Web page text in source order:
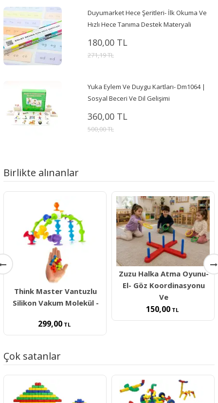
Duyumarket Hece Şeritleri- İlk Okuma Ve
Hızlı Hece Tanıma Destek Materyali
180,00 TL
271,19 TL
Yuka Eylem Ve Duygu Kartları- Dm1064 |
Sosyal Beceri Ve Dil Gelişimi
360,00 TL
500,00 TL
Birlikte alınanlar
Think Master Vantuzlu
Silikon Vakum Molekül -
299,00 TL
Zuzu Halka Atma Oyunu-
El- Göz Koordinasyonu
Ve
150,00 TL
Çok satanlar